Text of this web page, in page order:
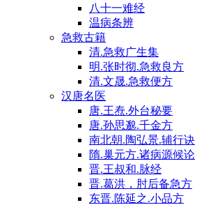
八十一难经
温病条辨
急救古籍
清.急救广生集
明.张时彻.急救良方
清.文晟.急救便方
汉唐名医
唐.王焘.外台秘要
唐.孙思邈.千金方
南北朝.陶弘景.辅行诀
隋.巢元方.诸病源候论
晋.王叔和.脉经
晋.葛洪，肘后备急方
东晋.陈延之.小品方